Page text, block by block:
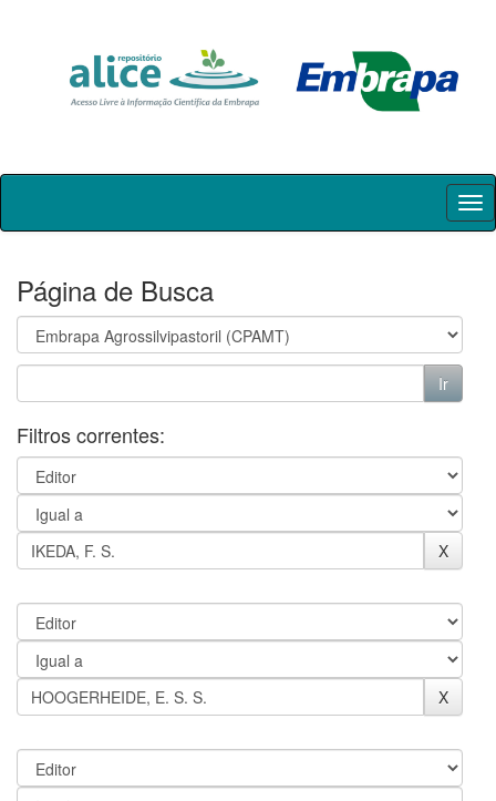
Skip
Página de Busca
Filtros correntes: